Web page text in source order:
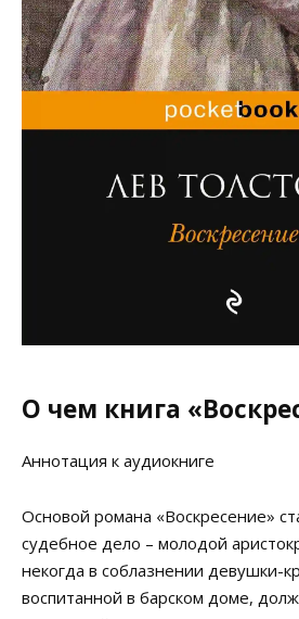
О чем книга
Аннотация к аудиокниге
Основой романа «Воскресение»
судебное дело – молодой
некогда в соблазнении девушки-
воспитанной в барском доме,